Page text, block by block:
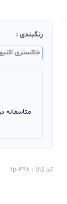
رنگبندی :
خاکستری اکتیو
متاسفانه
کد کالا : tp-498